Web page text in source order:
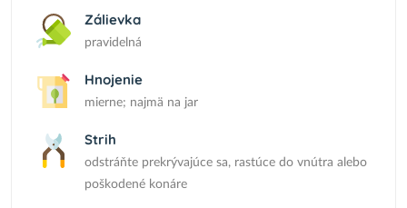
Zálievka
pravidelná
Hnojenie
mierne; najmä na jar
Strih
odstráňte prekrývajúce sa, rastúce do vnútra alebo
poškodené konáre